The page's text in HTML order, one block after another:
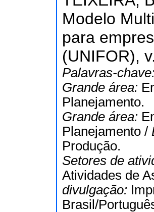
Modelo
para
(UNIFOR),
Palavras-
Grande área:
Planejamento.
Grande área:
Planejamento /
Produção.
Setores de
Atividades de
divulgação:
Brasil/